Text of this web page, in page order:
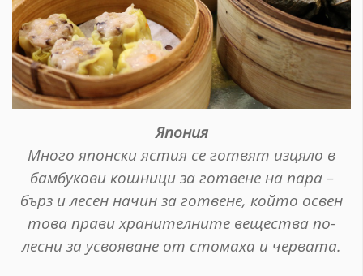
Япония
Много японски ястия се готвят изцяло в
бамбукови кошници за готвене на пара –
бърз и лесен начин за готвене, който освен
това прави хранителните вещества по-
лесни за усвояване от стомаха и червата.